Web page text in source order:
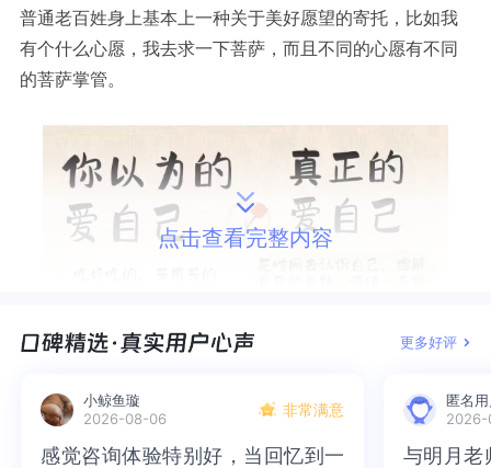
普通老百姓身上基本上一种关于美好愿望的寄托，比如我
有个什么心愿，我去求一下菩萨，而且不同的心愿有不同
的菩萨掌管。
点击查看完整内容
更多好评
小鲸鱼璇
2026-08-06
非常满意
感觉咨询体验特别好，当回忆到一
感觉咨询体验特别好，当回忆到一
匿名
2026-
与明月老
与明月老